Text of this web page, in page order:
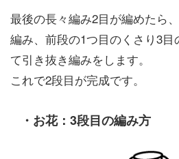
最後の長々編み2目が編めたら
編み、前段の1つ目のくさり3
て引き抜き編みをします。
これで2段目が完成です。
・お花：3段目の編み方